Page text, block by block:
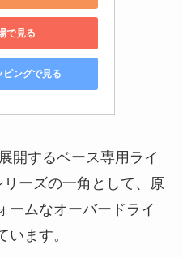
で見る
ングで見る
開するベース専用ライ
ーズの一角として、原
ームなオーバードライ
ます。